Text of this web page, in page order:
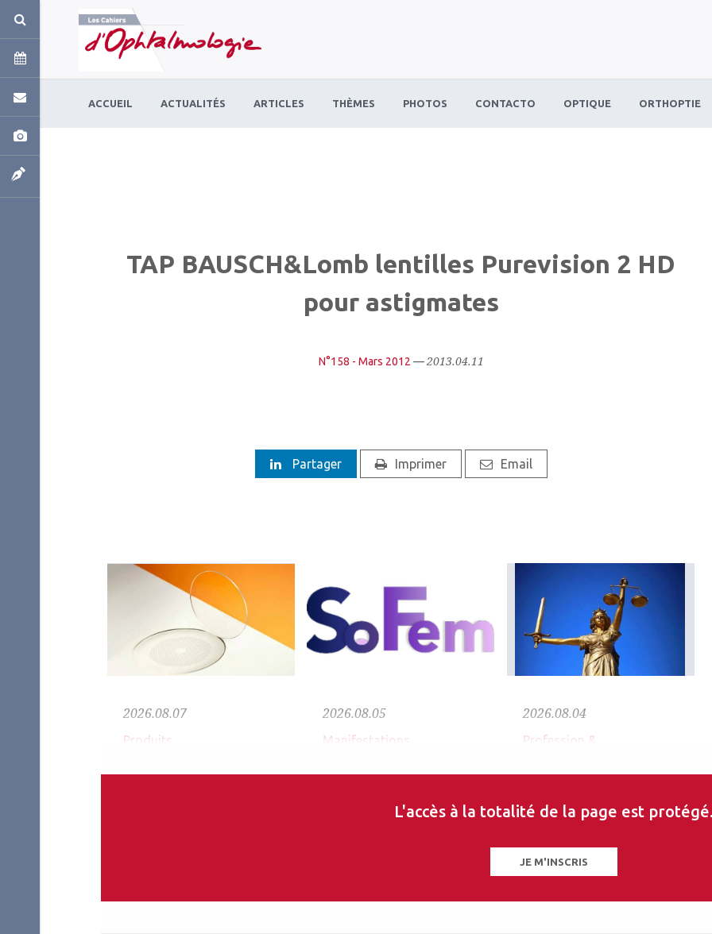
ACCUEIL ACTUALITÉS ARTICLES THÈMES PHOTOS CONTACTO OPTIQUE ORTHOPTIE
TAP BAUSCH&Lomb lentilles Purevision 2 HD
pour astigmates
N°158 - Mars 2012 —2013.04.11
Partager Imprimer Email
2026.08.07
Produits
2026.08.05
Manifestations
2026.08.04
Profession &
aurait-il dépassé
L'accès à la totalité de la page est
JE M'INSCRIS
Panneau de gestion des cookies